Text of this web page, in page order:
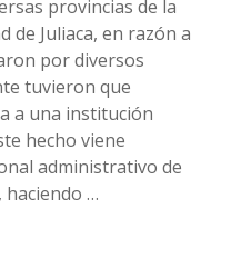
provincias de la
de Juliaca, en razón a
por diversos
tuvieron que
a una institución
hecho viene
administrativo de
haciendo …